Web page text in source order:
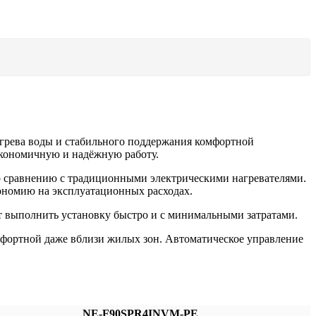
воды и стабильного поддержания комфортной
и надёжную работу.
с традиционными электрическими нагревателями.
на эксплуатационных расходах.
выполнить установку быстро и с минимальными затратами.
даже вблизи жилых зон. Автоматическое управление
NE-F90SPR4INVM-PE